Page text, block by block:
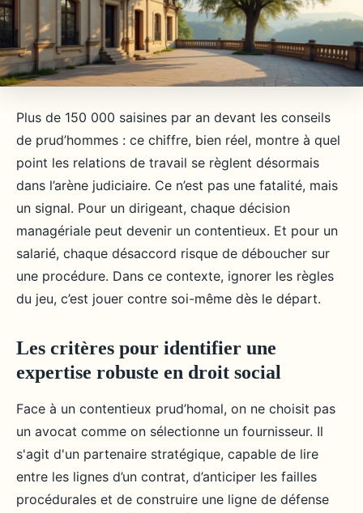
Plus de 150 000 saisines par an devant les conseils
de prud’hommes : ce chiffre, bien réel, montre à quel
point les relations de travail se règlent désormais
dans l’arène judiciaire. Ce n’est pas une fatalité, mais
un signal. Pour un dirigeant, chaque décision
managériale peut devenir un contentieux. Et pour un
salarié, chaque désaccord risque de déboucher sur
une procédure. Dans ce contexte, ignorer les règles
du jeu, c’est jouer contre soi-même dès le départ.
Les critères pour identifier une
expertise robuste en droit social
Face à un contentieux prud’homal, on ne choisit pas
un avocat comme on sélectionne un fournisseur. Il
s'agit d'un partenaire stratégique, capable de lire
entre les lignes d’un contrat, d’anticiper les failles
procédurales et de construire une ligne de défense